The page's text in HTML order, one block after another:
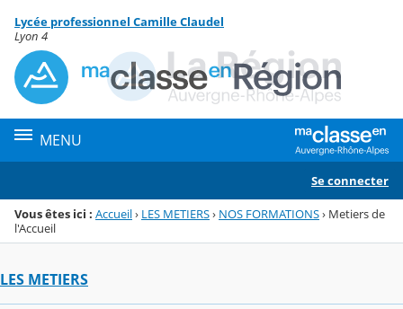
Menu de la rubrique
Contenu
Lycée professionnel Camille Claudel
Lyon 4
MENU
Se connecter
Vous êtes ici : Accueil› LES METIERS› NOS FORMATIONS› Metiers de
l'Accueil
LES METIERS